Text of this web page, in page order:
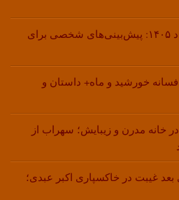
فال روزانه چهارشنبه ۱۴ مرداد ۱۴۰۵: پیش‌بینی‌های شخصی برای
خورشید و ماه+ داستان و
خانه مدرن و زیبایش؛ سهراب از
غیبت در خاکسپاری اکبر عبدی؛